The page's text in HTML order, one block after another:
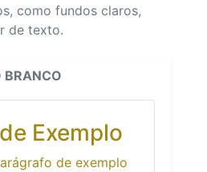
como fundos claros,
de texto.
BRANCO
Exemplo
de exemplo